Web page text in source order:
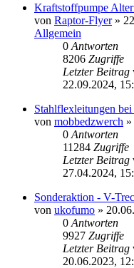
Kraftstoffpumpe
von Raptor-Flyer»
Allgemein
0 Antworten
8206 Zugriffe
Letzter Beitrag
22.09.2024,
Stahlflexleitungen
von mobbedzwerch »
0 Antworten
11284 Zugriffe
Letzter Beitrag
27.04.2024,
Sonderaktion - V-
von ukofumo »
0 Antworten
9927 Zugriffe
Letzter Beitrag
20.06.2023,